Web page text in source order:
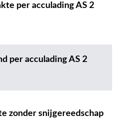
per acculading AS 2
per acculading AS 2
zonder snijgereedschap